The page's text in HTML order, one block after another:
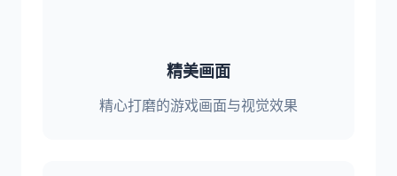
精美画面
精心打磨的游戏画面与视觉效果